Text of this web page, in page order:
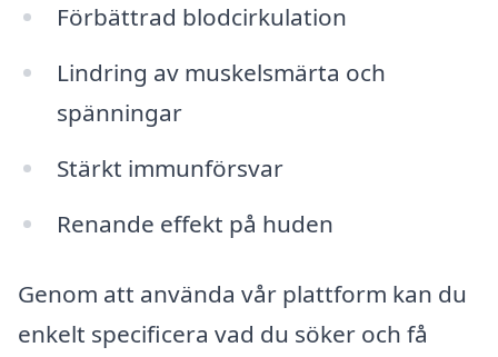
Förbättrad blodcirkulation
Lindring av muskelsmärta och
spänningar
Stärkt immunförsvar
Renande effekt på huden
Genom att använda vår plattform kan du
enkelt specificera vad du söker och få